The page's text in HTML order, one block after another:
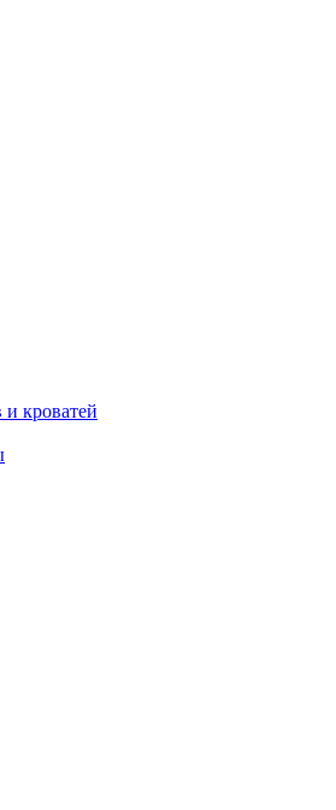
кроватей